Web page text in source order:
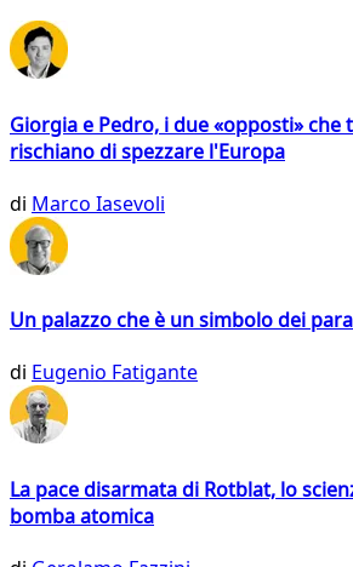
Giorgia e Pedro, i due «opposti» che
rischiano di spezzare l'Europa
di Marco Iasevoli
Un palazzo che è un simbolo dei
di Eugenio Fatigante
La pace disarmata di Rotblat, lo
bomba atomica